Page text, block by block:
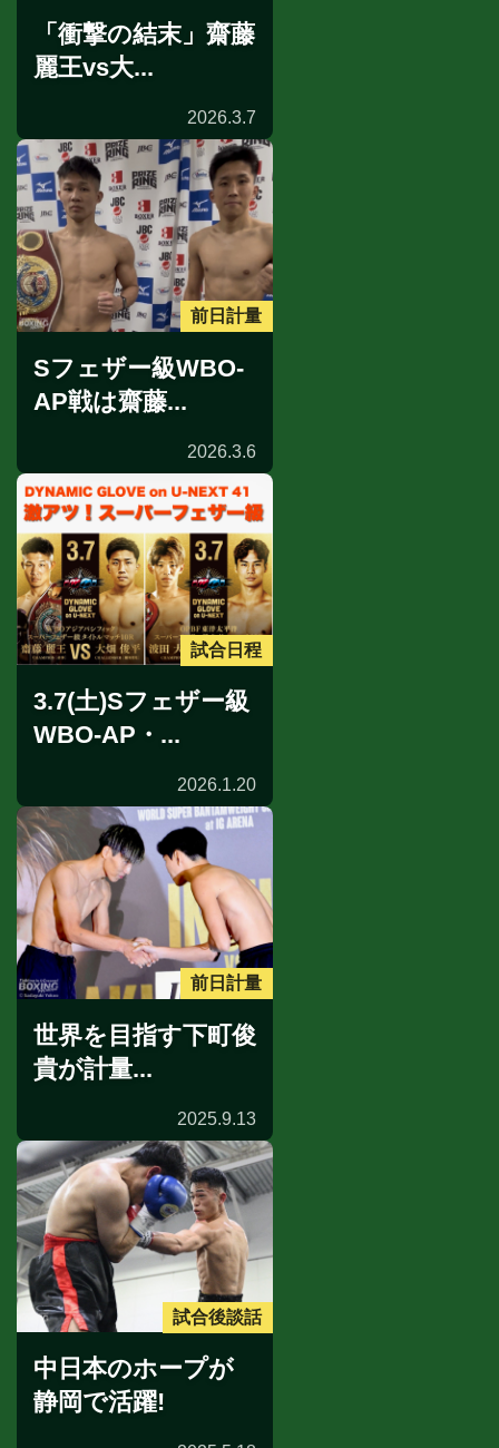
「衝撃の結末」齋藤
麗王vs大...
2026.3.7
前日計量
Sフェザー級WBO-
AP戦は齋藤...
2026.3.6
試合日程
3.7(土)Sフェザー級
WBO-AP・...
2026.1.20
前日計量
世界を目指す下町俊
貴が計量...
2025.9.13
試合後談話
中日本のホープが
静岡で活躍!